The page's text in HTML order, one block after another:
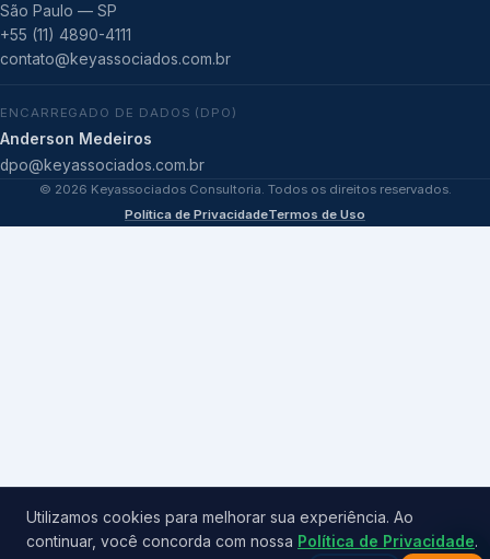
São Paulo — SP
+55 (11) 4890-4111
contato@keyassociados.com.br
ENCARREGADO DE DADOS (DPO)
Anderson Medeiros
dpo@keyassociados.com.br
© 2026 Keyassociados Consultoria. Todos os direitos reservados.
Política de PrivacidadeTermos de Uso
Utilizamos cookies para melhorar sua experiência. Ao
continuar, você concorda com nossa Política de Privacidade.